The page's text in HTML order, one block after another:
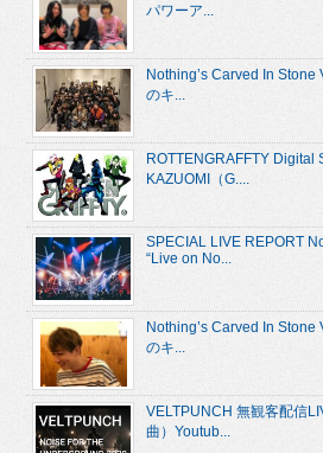
パワーア...
Nothing’s Carved In Stone
のキ...
ROTTENGRAFFTY Digital
KAZUOMI（G....
SPECIAL LIVE REPORT
“Live on No...
Nothing’s Carved In Stone
のキ...
VELTPUNCH 無観客配信
曲）Youtub...